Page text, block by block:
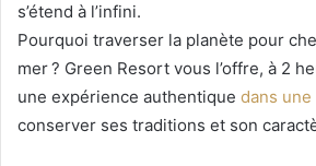
s’étend à l’infini.
Pourquoi traverser la planète pour
mer ? Green Resort vous l’offre, à 2
une expérience authentique dans
conserver ses traditions et son